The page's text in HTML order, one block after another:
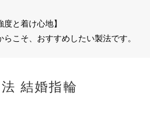
と着け心地】
こそ、おすすめしたい製法です。
結婚指輪